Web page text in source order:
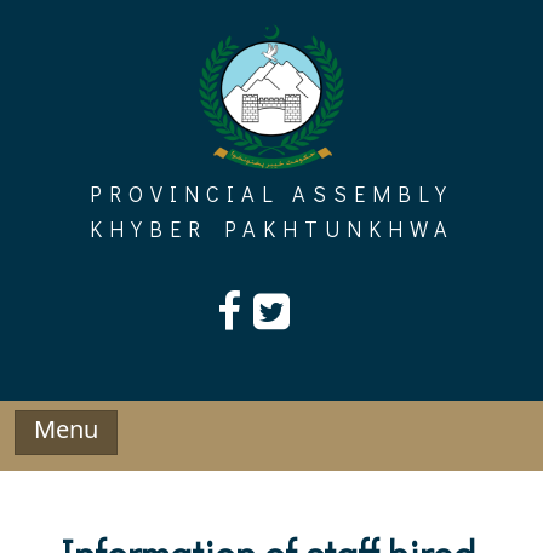
PROVINCIAL ASSEMBLY
KHYBER PAKHTUNKHWA
Menu